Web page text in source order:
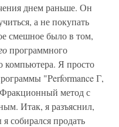
днем раньше. Он
а не покупать
смешное было в том,
программного
компьютера. Я просто
"Performance Г,
метод с
Итак, я разъяснил,
собирался продать